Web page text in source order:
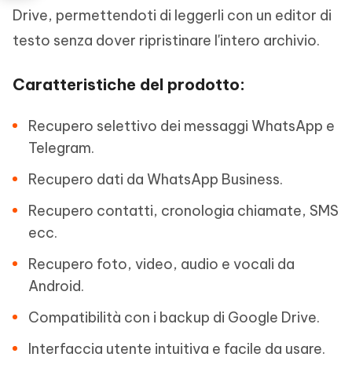
Drive, permettendoti di leggerli con un editor di
testo senza dover ripristinare l'intero archivio.
Caratteristiche del prodotto:
Recupero selettivo dei messaggi WhatsApp e
Telegram.
Recupero dati da WhatsApp Business.
Recupero contatti, cronologia chiamate, SMS
ecc.
Recupero foto, video, audio e vocali da
Android.
Compatibilità con i backup di Google Drive.
Interfaccia utente intuitiva e facile da usare.